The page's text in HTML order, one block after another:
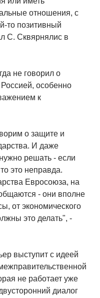
отношения, с
то позитивный
С. Сквярнялис в
не говорил о
Россией, особенно
к
о защите и
И даже
решать - если
это неправда.
Евросоюза, на
- они вполне
от экономического
это делать", -
выступит с идеей
не работает уже
диалог